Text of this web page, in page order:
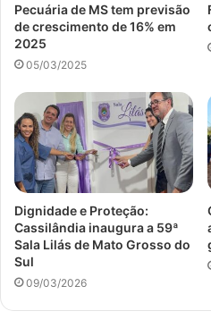
Pecuária de MS tem previsão
de crescimento de 16% em
2025
05/03/2025
Dignidade e Proteção:
Cassilândia inaugura a 59ª
Sala Lilás de Mato Grosso do
Sul
09/03/2026